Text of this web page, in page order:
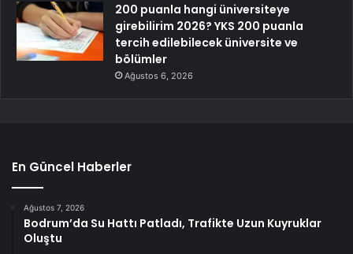
200 puanla hangi üniversiteye
girebilirim 2026? YKS 200 puanla
tercih edilebilecek üniversite ve
bölümler
Ağustos 6, 2026
En Güncel Haberler
Ağustos 7, 2026
Bodrum’da Su Hattı Patladı, Trafikte Uzun Kuyruklar
Oluştu